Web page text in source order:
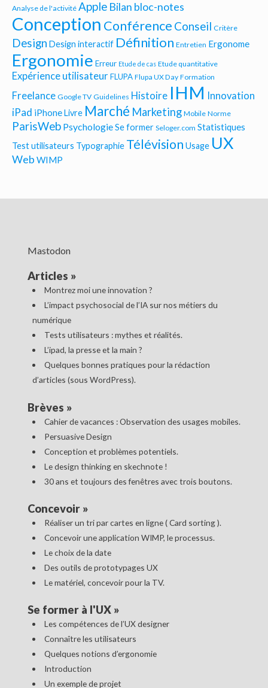
Analyse de l'activité Apple Bilan bloc-notes
Conception Conférence Conseil Critère
Design Design interactif Définition Entretien Ergonome
Ergonomie Erreur Etude de cas Etude quantitative
Expérience utilisateur FLUPA Flupa UX Day Formation
Freelance Google TV Guidelines Histoire IHM Innovation
iPad iPhoneLivre Marché Marketing Mobile Norme
ParisWeb PsychologieSe former Seloger.com Statistiques
Test utilisateurs Typographie Télévision Usage UX
Web WIMP
Mastodon
Articles »
Montrez moi une innovation ?
L’impact psychosocial de l’IA sur nos métiers du
numérique
Tests utilisateurs : mythes et réalités.
L’ipad, la presse et la main ?
Quelques bonnes pratiques pour la rédaction
d’articles (sous WordPress).
Brèves »
Cahier de vacances : Observation des usages mobiles.
Persuasive Design
Conception et problèmes potentiels.
Le design thinking en skechnote !
30 ans et toujours des fenêtres avec trois boutons.
Concevoir»
Réaliser un tri par cartes en ligne ( Card sorting ).
Concevoir une application WIMP, le processus.
Le choix de la date
Des outils de prototypages UX
Le matériel, concevoir pour la TV.
Se former à l'UX»
Les compétences de l’UX designer
Connaître les utilisateurs
Quelques notions d’ergonomie
Introduction
Un exemple de projet